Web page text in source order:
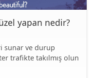
yapan nedir?
sunar ve durup
trafikte takılmış olun